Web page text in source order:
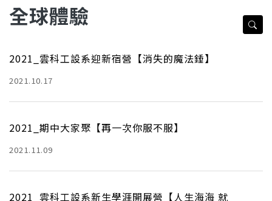
全球體驗
2021_雲科工設系迎新宿營【消失的魔法錘】
2021.10.17
​​​​​​​2021_期中大家聚【再一次你服不服】
2021.11.09
2021_雲科工設系新生學涯開展營【人生海海 就